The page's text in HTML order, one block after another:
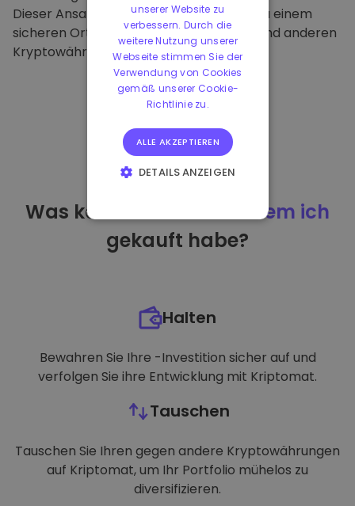
Dieser Ansatz macht unsere Plattform zu einem
sicheren Ort für die Aufbewahrung von und anderen
Kryptowährungen.
Was kann ich tun
nachdem ich
gekauft habe?
Halten
Bewahren Sie Ihre -Investition sicher auf und
verfolgen Sie ihre Entwicklung mit Kriptomat.
Tauschen
Tauschen Sie Ihren gegen andere Kryptowährungen
auf Kriptomat, um Ihr Portfolio mühelos zu
diversifizieren.
unserer Website zu
verbessern. Durch die
weitere Nutzung unserer
Webseite stimmen Sie der
Verwendung von Cookies
gemäß unserer Cookie-
Richtlinie zu.
ALLE AKZEPTIEREN
DETAILS ANZEIGEN
PERFORMANCE